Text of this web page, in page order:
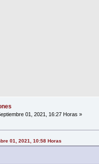
01, 2021, 16:27 Horas »
01, 2021, 10:58 Horas